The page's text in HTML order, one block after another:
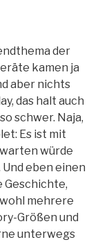
der
kamen ja
aber nichts
das halt auch
schwer. Naja,
Es ist mit
würde
eben einen
Geschichte,
mehrere
Größen und
unterwegs